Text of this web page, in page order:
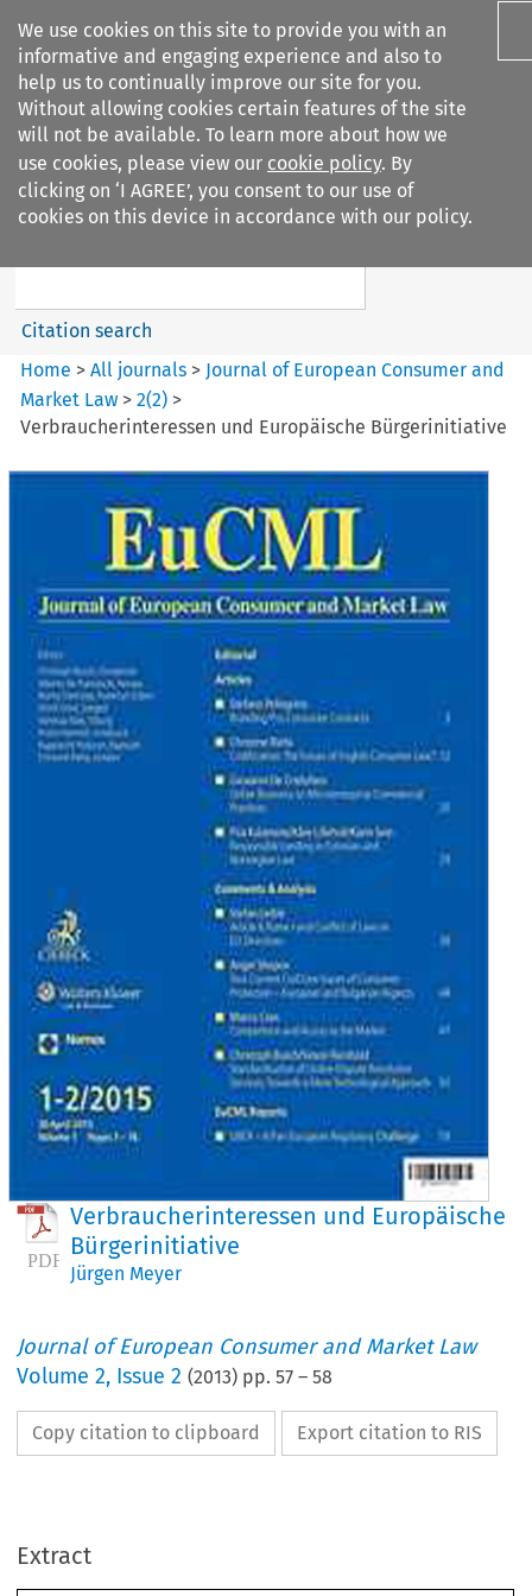
We use cookies on this site to provide you with an
informative and engaging experience and also to
help us to continually improve our site for you.
Without allowing cookies certain features of the site
will not be available. To learn more about how we
use cookies, please view our cookie policy. By
clicking on ‘I AGREE’, you consent to our use of
cookies on this device in accordance with our policy.
Search filters
Journal of European Consumer
Search content
Citation search
Home >All journals > Journal of European Consumer and
Market Law >2(2) >
Verbraucherinteressen und Europäische Bürgerinitiative
Verbraucherinteressen und Europäische
Bürgerinitiative
Jürgen Meyer
Journal of European Consumer and Market Law
Volume2, Issue 2 (2013) pp.57 –58
Copy citation to clipboard Export citation to RIS
Extract und Europäische Bürgerinitiative
Meyer